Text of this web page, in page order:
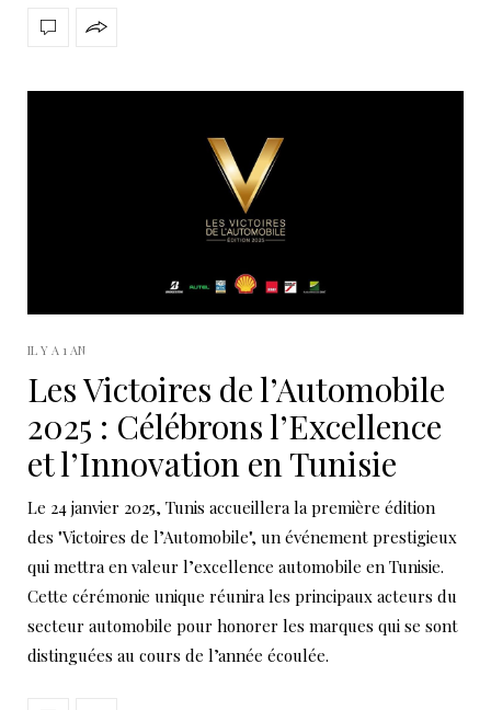
IL Y A 1 AN
Les Victoires de l’Automobile
2025 : Célébrons l’Excellence
et l’Innovation en Tunisie
Le 24 janvier 2025, Tunis accueillera la première édition
des "Victoires de l’Automobile", un événement prestigieux
qui mettra en valeur l’excellence automobile en Tunisie.
Cette cérémonie unique réunira les principaux acteurs du
secteur automobile pour honorer les marques qui se sont
distinguées au cours de l’année écoulée.